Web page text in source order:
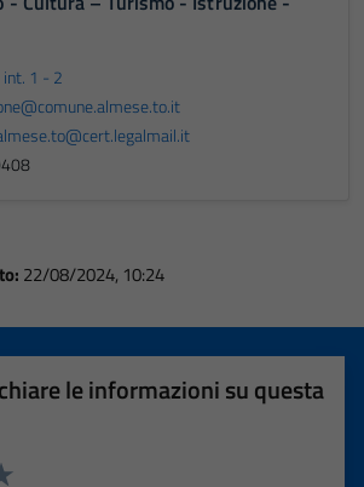
1 - 2
22/08/2024, 10:24
le informazioni su questa